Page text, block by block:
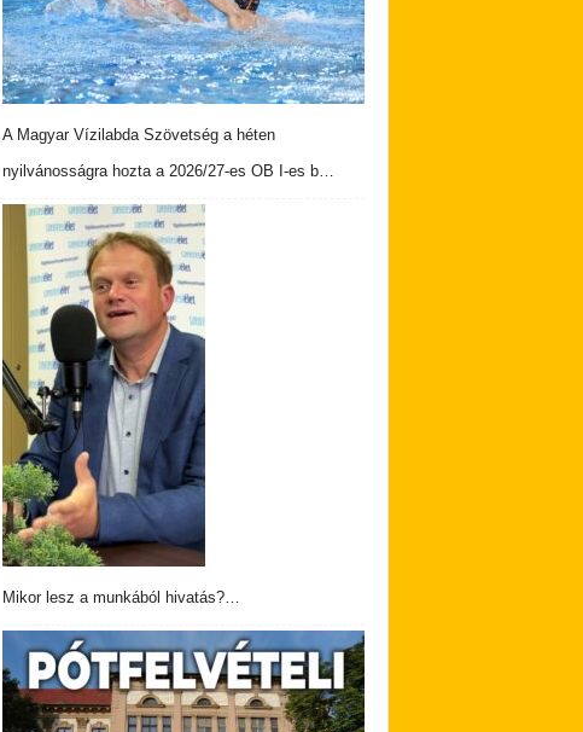
A Magyar Vízilabda Szövetség a héten
nyilvánosságra hozta a 2026/27-es OB I-es b…
Mikor lesz a munkából hivatás?…